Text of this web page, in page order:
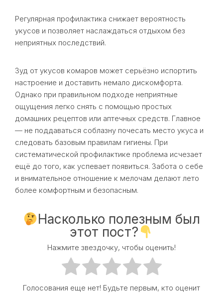
Регулярная профилактика снижает вероятность
укусов и позволяет наслаждаться отдыхом без
неприятных последствий.
Зуд от укусов комаров может серьёзно испортить
настроение и доставить немало дискомфорта.
Однако при правильном подходе неприятные
ощущения легко снять с помощью простых
домашних рецептов или аптечных средств. Главное
— не поддаваться соблазну почесать место укуса и
следовать базовым правилам гигиены. При
систематической профилактике проблема исчезает
ещё до того, как успевает появиться. Забота о себе
и внимательное отношение к мелочам делают лето
более комфортным и безопасным.
Насколько полезным был
этот пост?
Нажмите звездочку, чтобы оценить!
Голосования еще нет! Будьте первым, кто оценит